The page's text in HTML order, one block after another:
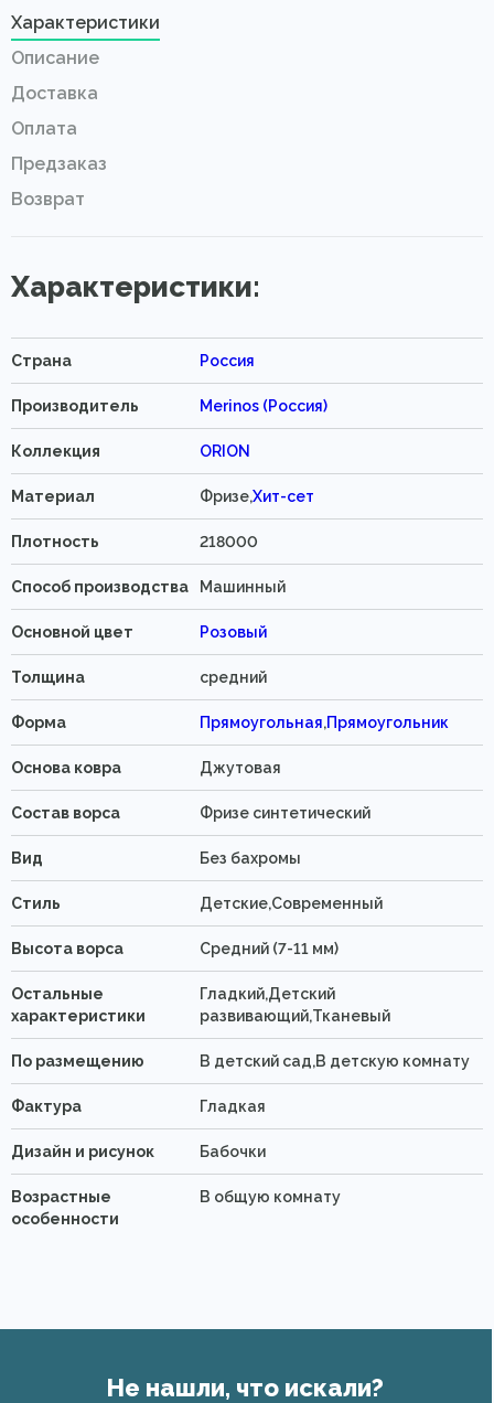
Характеристики
Описание
Доставка
Оплата
Предзаказ
Возврат
Характеристики:
Страна Россия
Производитель Merinos (Россия)
Коллекция ORION
Материал Фризе,Хит-сет
Плотность 218000
Способ производства Машинный
Основной цвет Розовый
Толщина средний
Форма Прямоугольная,Прямоугольник
Основа ковра Джутовая
Состав ворса Фризе синтетический
Вид Без бахромы
Стиль Детские,Современный
Высота ворса Средний (7-11 мм)
Остальные
характеристики
Гладкий,Детский
развивающий,Тканевый
По размещению В детский сад,В детскую комнату
Фактура Гладкая
Дизайн и рисунок Бабочки
Возрастные
особенности
В общую комнату
Не нашли, что искали?